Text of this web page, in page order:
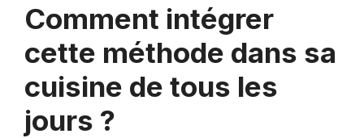
Comment intégrer
cette méthode dans sa
cuisine de tous les
jours ?